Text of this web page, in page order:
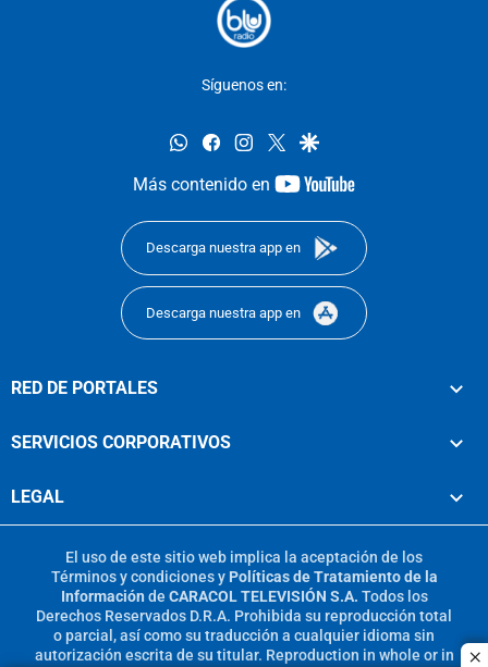
Síguenos en:
whatsappfacebookinstagram
twittergoogle
Más contenido en
youtube-
Descarga nuestra app en
Descarga nuestra app en
RED DE PORTALES
SERVICIOS CORPORATIVOS
LEGAL
El uso de este sitio web implica la aceptación de los
Términos y condicionesy Políticas de Tratamiento de la
Información de CARACOL TELEVISIÓN S.A. Todos los
Derechos Reservados D.R.A. Prohibida su reproducción total
o parcial, así como su traducción a cualquier idioma sin
autorización escrita de su titular. Reproduction in whole or in